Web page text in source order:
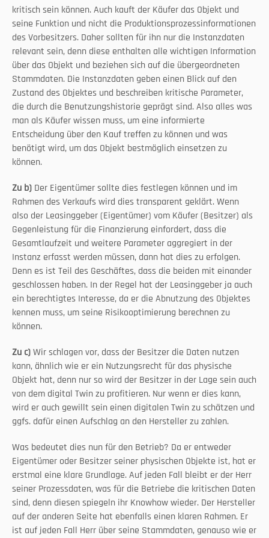
kritisch sein können. Auch kauft der Käufer das Objekt und
seine Funktion und nicht die Produktionsprozessinformationen
des Vorbesitzers. Daher sollten für ihn nur die Instanzdaten
relevant sein, denn diese enthalten alle wichtigen Information
über das Objekt und beziehen sich auf die übergeordneten
Stammdaten. Die Instanzdaten geben einen Blick auf den
Zustand des Objektes und beschreiben kritische Parameter,
die durch die Benutzungshistorie geprägt sind. Also alles was
man als Käufer wissen muss, um eine informierte
Entscheidung über den Kauf treffen zu können und was
benötigt wird, um das Objekt bestmöglich einsetzen zu
können.
Zu b) Der Eigentümer sollte dies festlegen können und im
Rahmen des Verkaufs wird dies transparent geklärt. Wenn
also der Leasinggeber (Eigentümer) vom Käufer (Besitzer) als
Gegenleistung für die Finanzierung einfordert, dass die
Gesamtlaufzeit und weitere Parameter aggregiert in der
Instanz erfasst werden müssen, dann hat dies zu erfolgen.
Denn es ist Teil des Geschäftes, dass die beiden mit einander
geschlossen haben. In der Regel hat der Leasinggeber ja auch
ein berechtigtes Interesse, da er die Abnutzung des Objektes
kennen muss, um seine Risikooptimierung berechnen zu
können.
Zu c) Wir schlagen vor, dass der Besitzer die Daten nutzen
kann, ähnlich wie er ein Nutzungsrecht für das physische
Objekt hat, denn nur so wird der Besitzer in der Lage sein auch
von dem digital Twin zu profitieren. Nur wenn er dies kann,
wird er auch gewillt sein einen digitalen Twin zu schätzen und
ggfs. dafür einen Aufschlag an den Hersteller zu zahlen.
Was bedeutet dies nun für den Betrieb? Da er entweder
Eigentümer oder Besitzer seiner physischen Objekte ist, hat er
erstmal eine klare Grundlage. Auf jeden Fall bleibt er der Herr
seiner Prozessdaten, was für die Betriebe die kritischen Daten
sind, denn diesen spiegeln ihr Knowhow wieder. Der Hersteller
auf der anderen Seite hat ebenfalls einen klaren Rahmen. Er
ist auf jeden Fall Herr über seine Stammdaten, genauso wie er